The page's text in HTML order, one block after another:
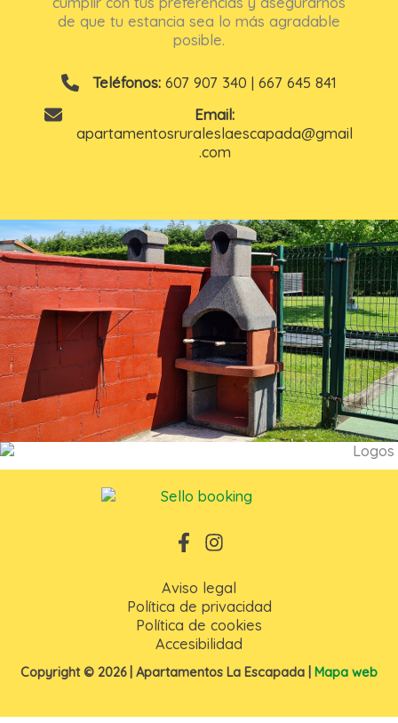
de que tu estancia sea lo más agradable
posible.
Teléfonos: 607 907 340 | 667 645 841
Email:
apartamentosruraleslaescapada@gmail
.com
Aviso legal
Política de privacidad
Política de cookies
Accesibilidad
Copyright © 2026 | Apartamentos La Escapada | Mapa web